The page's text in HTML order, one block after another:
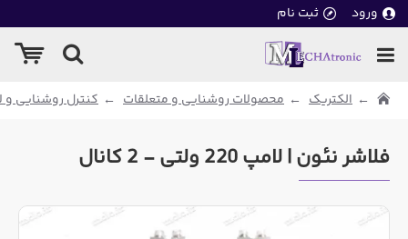
ورود ثبت نام
الکتریک محصولات روشنایی و متعلقات کنترل روشنایی و
فلاشر نئون | لامپ 220 ولتی - 2 کانال